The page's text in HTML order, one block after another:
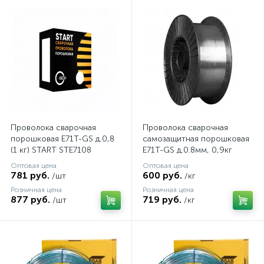
Проволока сварочная
порошковая E71T-GS д.0,8
(1 кг) START STE7108
Оптовая цена
781 руб. /шт
Розничная цена
877 руб. /шт
Проволока сварочная
самозащитная порошковая
E71T-GS д.0.8мм, 0,9кг
D100
Оптовая цена
600 руб. /кг
Розничная цена
719 руб. /кг